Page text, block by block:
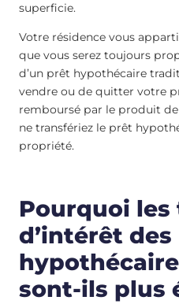
superficie.
Votre résidence vous
que vous serez toujours
d’un prêt hypothécaire
vendre ou de quitter votre
remboursé par le produit
ne transfériez le prêt
propriété.
Pourquoi les
d’intérêt
sont-ils plus